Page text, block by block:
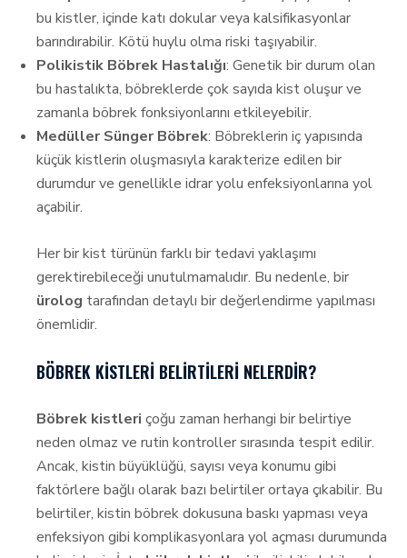
bu kistler, içinde katı dokular veya kalsifikasyonlar
barındırabilir. Kötü huylu olma riski taşıyabilir.
Polikistik Böbrek Hastalığı: Genetik bir durum olan
bu hastalıkta, böbreklerde çok sayıda kist oluşur ve
zamanla böbrek fonksiyonlarını etkileyebilir.
Medüller Sünger Böbrek: Böbreklerin iç yapısında
küçük kistlerin oluşmasıyla karakterize edilen bir
durumdur ve genellikle idrar yolu enfeksiyonlarına yol
açabilir.
Her bir kist türünün farklı bir tedavi yaklaşımı
gerektirebileceği unutulmamalıdır. Bu nedenle, bir
ürolog tarafından detaylı bir değerlendirme yapılması
önemlidir.
BÖBREK KISTLERI BELIRTILERI NELERDIR?
Böbrek kistleri çoğu zaman herhangi bir belirtiye
neden olmaz ve rutin kontroller sırasında tespit edilir.
Ancak, kistin büyüklüğü, sayısı veya konumu gibi
faktörlere bağlı olarak bazı belirtiler ortaya çıkabilir. Bu
belirtiler, kistin böbrek dokusuna baskı yapması veya
enfeksiyon gibi komplikasyonlara yol açması durumunda